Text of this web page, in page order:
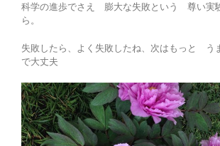
科学の進歩でさえ 膨大な失敗という 尊い実
ら。
失敗したら、よく失敗したね、次はもっと う
で大丈夫